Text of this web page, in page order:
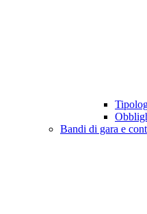
Bandi di gara e